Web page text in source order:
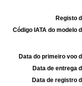
Registo
Código IATA do modelo
Data do primeiro voo
Data de entrega
Data de registro